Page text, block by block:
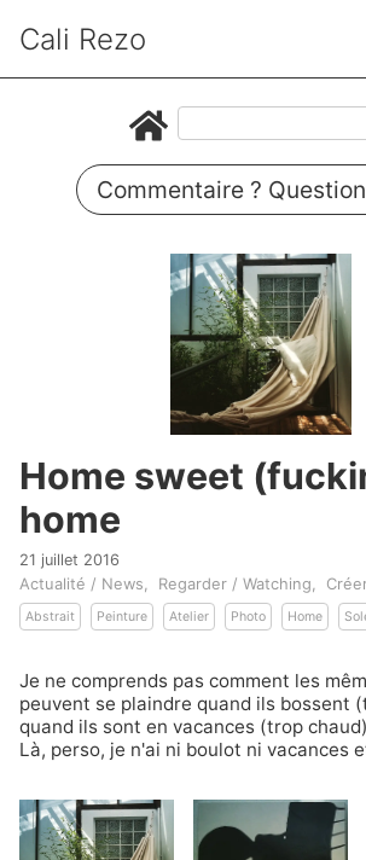
Cali Rezo
Commentaire ?
Home sweet
home
21 juillet 2016
Actualité / News Regarder / Watching
Abstrait Peinture Atelier Photo Home
Je ne comprends pas comment les
peuvent se plaindre quand ils bossent
quand ils sont en vacances (trop
Là, perso, je n'ai ni boulot ni vacances